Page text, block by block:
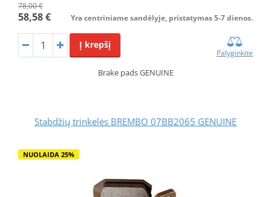
78,00 €
58,58 € Yra centriniame sandėlyje, pristatymas 5-7 dienos.
Į krepšį
Palyginkite
Brake pads GENUINE
Stabdžių trinkelės BREMBO 07BB2065 GENUINE
NUOLAIDA 25%